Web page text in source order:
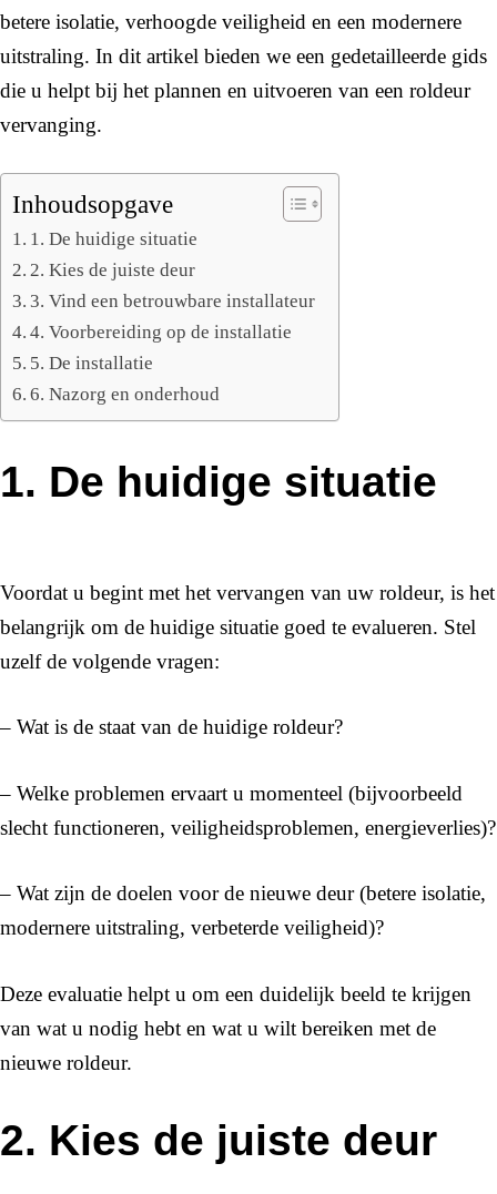
betere isolatie, verhoogde veiligheid en een modernere
uitstraling. In dit artikel bieden we een gedetailleerde gids
die u helpt bij het plannen en uitvoeren van een roldeur
vervanging.
Inhoudsopgave
1. De huidige situatie
2. Kies de juiste deur
3. Vind een betrouwbare installateur
4. Voorbereiding op de installatie
5. De installatie
6. Nazorg en onderhoud
1. De huidige situatie
Voordat u begint met het vervangen van uw roldeur, is het
belangrijk om de huidige situatie goed te evalueren. Stel
uzelf de volgende vragen:
– Wat is de staat van de huidige roldeur?
– Welke problemen ervaart u momenteel (bijvoorbeeld
slecht functioneren, veiligheidsproblemen, energieverlies)?
– Wat zijn de doelen voor de nieuwe deur (betere isolatie,
modernere uitstraling, verbeterde veiligheid)?
Deze evaluatie helpt u om een duidelijk beeld te krijgen
van wat u nodig hebt en wat u wilt bereiken met de
nieuwe roldeur.
2. Kies de juiste deur